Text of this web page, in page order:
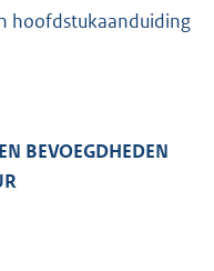
hoofdstukaanduiding
BEVOEGDHEDEN